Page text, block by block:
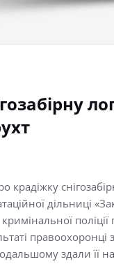
дільниці
поліції
правоохоронці
здали її